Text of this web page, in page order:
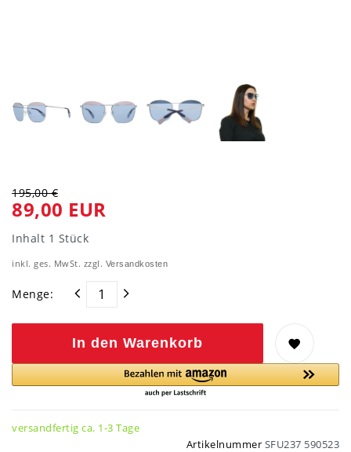
195,00 €
89,00 EUR
Inhalt 1 Stück
inkl. ges. MwSt. zzgl. Versandkosten
Menge:
In den Warenkorb
versandfertig ca. 1-3 Tage
Artikelnummer SFU237 590523